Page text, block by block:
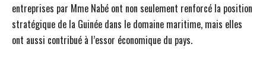
entreprises par Mme Nabé ont non seulement renforcé la position
stratégique de la Guinée dans le domaine maritime, mais elles
ont aussi contribué à l’essor économique du pays.